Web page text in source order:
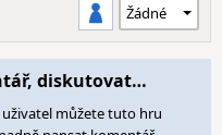
diskutovat…
uživatel můžete tuto hru